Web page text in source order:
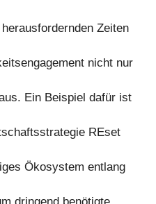
Zeiten
nicht nur
Ein Beispiel dafür ist
REset
Ökosystem entlang
dringend benötigte